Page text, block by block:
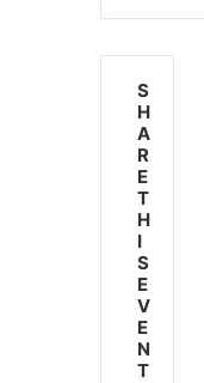
S
H
A
R
E
T
H
I
S
E
V
E
N
T